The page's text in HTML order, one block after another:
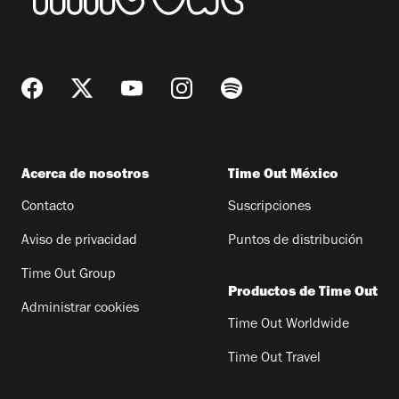
Acerca de nosotros
Contacto
Aviso de privacidad
Time Out Group
Administrar cookies
Time Out México
Suscripciones
Puntos de distribución
Productos de Time Out
Time Out Worldwide
Time Out Travel